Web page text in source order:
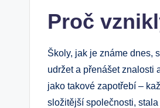
Proč
Školy, jak je známe dnes,
udržet a přenášet znalosti
jako takové zapotřebí –
složitější společnosti,